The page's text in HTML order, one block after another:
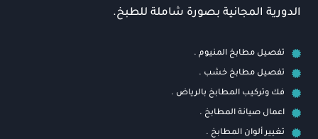
الدورية المجانية بصورة شاملة للطبخ.
تفصيل مطابخ المنيوم .
تفصيل مطابخ خشب .
فك وتركيب المطابخ بالرياض .
اعمال صيانة المطابخ .
تغيير ألوان المطابخ .